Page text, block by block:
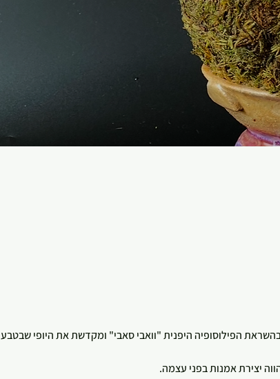
הפילוסופיה היפנית "וואבי סאבי" ומקדשת את היופי שבטבע
יצירת אמנות בפני עצמה.